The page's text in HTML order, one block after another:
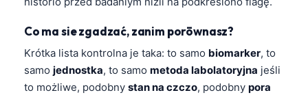
Co ma sie zgadzać, zanim porōwnasz?
Krótka lista kontrolna je taka: to samo biomarker, to
samo jednostka, to samo metoda labolatoryjna jeśli
to możliwe, podobny stan na czczo, podobny pora